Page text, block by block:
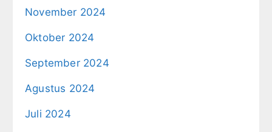
November 2024
Oktober 2024
September 2024
Agustus 2024
Juli 2024